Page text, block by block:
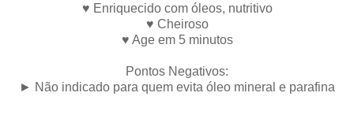
♥ Enriquecido com óleos, nutritivo
♥ Cheiroso
♥ Age em 5 minutos
Pontos Negativos:
► Não indicado para quem evita óleo mineral e parafina